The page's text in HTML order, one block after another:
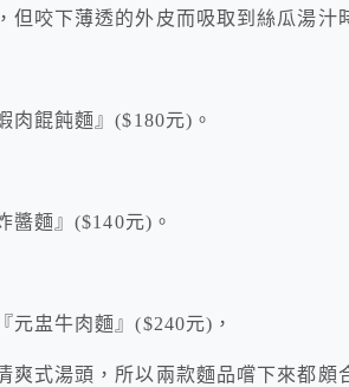
但咬下薄透的外皮而吸取到絲瓜湯汁
肉餛飩麵』($180元)。
醬麵』($140元)。
元盅牛肉麵』($240元)，
爽式湯頭，所以兩款麵品嚐下來都頗